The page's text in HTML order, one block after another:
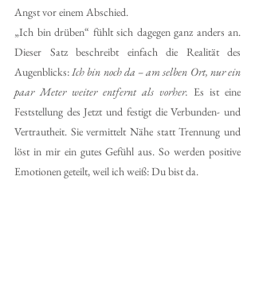
Angst vor einem Abschied.
„Ich bin drüben“ fühlt sich dagegen ganz anders an.
Dieser Satz beschreibt einfach die Realität des
Augenblicks: Ich bin noch da – am selben Ort, nur ein
paar Meter weiter entfernt als vorher. Es ist eine
Feststellung des Jetzt und festigt die Verbunden- und
Vertrautheit. Sie vermittelt Nähe statt Trennung und
löst in mir ein gutes Gefühl aus. So werden positive
Emotionen geteilt, weil ich weiß: Du bist da.